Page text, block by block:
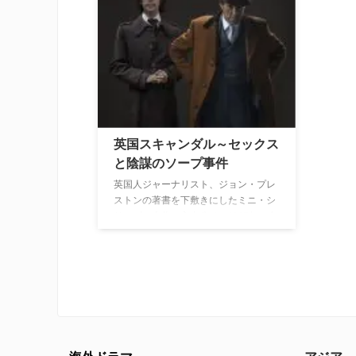
英国スキャンダル～セックス
と陰謀のソープ事件
英国人ジャーナリスト、ジョン・プレ
ストンの著書を下敷きにしたミニ・シ